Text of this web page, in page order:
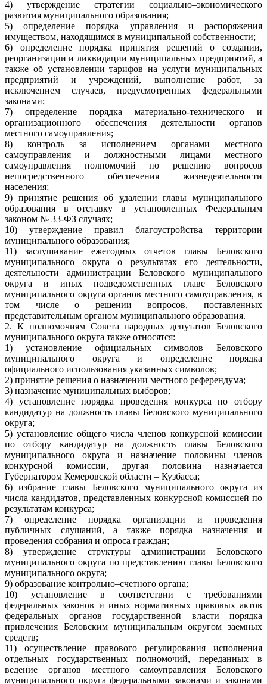
4) утверждение стратегии социально–экономического
развития муниципального образования;
5) определение порядка управления и распоряжения
имуществом, находящимся в муниципальной собственности;
6) определение порядка принятия решений о создании,
реорганизации и ликвидации муниципальных предприятий, а
также об установлении тарифов на услуги муниципальных
предприятий и учреждений, выполнение работ, за
исключением случаев, предусмотренных федеральными
законами;
7) определение порядка материально-технического и
организационного обеспечения деятельности органов
местного самоуправления;
8) контроль за исполнением органами местного
самоуправления и должностными лицами местного
самоуправления полномочий по решению вопросов
непосредственного обеспечения жизнедеятельности
населения;
9) принятие решения об удалении главы муниципального
образования в отставку в установленных Федеральным
законом № 33-ФЗ случаях;
10) утверждение правил благоустройства территории
муниципального образования;
11) заслушивание ежегодных отчетов главы Беловского
муниципального округа о результатах его деятельности,
деятельности администрации Беловского муниципального
округа и иных подведомственных главе Беловского
муниципального округа органов местного самоуправления, в
том числе о решении вопросов, поставленных
представительным органом муниципального образования.
2. К полномочиям Совета народных депутатов Беловского
муниципального округа также относятся:
1) установление официальных символов Беловского
муниципального округа и определение порядка
официального использования указанных символов;
2) принятие решения о назначении местного референдума;
3) назначение муниципальных выборов;
4) установление порядка проведения конкурса по отбору
кандидатур на должность главы Беловского муниципального
округа;
5) установление общего числа членов конкурсной комиссии
по отбору кандидатур на должность главы Беловского
муниципального округа и назначение половины членов
конкурсной комиссии, другая половина назначается
Губернатором Кемеровской области – Кузбасса;
6) избрание главы Беловского муниципального округа из
числа кандидатов, представленных конкурсной комиссией по
результатам конкурса;
7) определение порядка организации и проведения
публичных слушаний, а также порядка назначения и
проведения собрания и опроса граждан;
8) утверждение структуры администрации Беловского
муниципального округа по представлению главы Беловского
муниципального округа;
9) образование контрольно–счетного органа;
10) установление в соответствии с требованиями
федеральных законов и иных нормативных правовых актов
федеральных органов государственной власти порядка
привлечения Беловским муниципальным округом заемных
средств;
11) осуществление правового регулирования исполнения
отдельных государственных полномочий, переданных в
ведение органов местного самоуправления Беловского
муниципального округа федеральными законами и законами